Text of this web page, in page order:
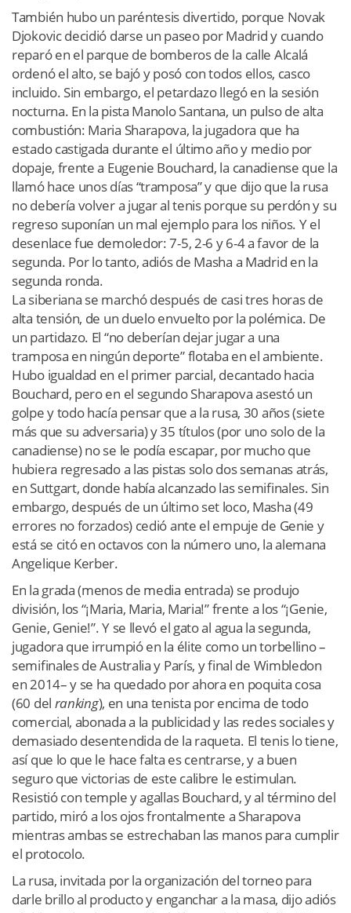
También hubo un paréntesis divertido, porque Novak
Djokovic decidió darse un paseo por Madrid y cuando
reparó en el parque de bomberos de la calle Alcalá
ordenó el alto, se bajó y posó con todos ellos, casco
incluido. Sin embargo, el petardazo llegó en la sesión
nocturna. En la pista Manolo Santana, un pulso de alta
combustión: Maria Sharapova, la jugadora que ha
estado castigada durante el último año y medio por
dopaje, frente a Eugenie Bouchard, la canadiense que la
llamó hace unos días “tramposa” y que dijo que la rusa
no debería volver a jugar al tenis porque su perdón y su
regreso suponían un mal ejemplo para los niños. Y el
desenlace fue demoledor: 7-5, 2-6 y 6-4 a favor de la
segunda. Por lo tanto, adiós de Masha a Madrid en la
segunda ronda.
La siberiana se marchó después de casi tres horas de
alta tensión, de un duelo envuelto por la polémica. De
un partidazo. El “no deberían dejar jugar a una
tramposa en ningún deporte” flotaba en el ambiente.
Hubo igualdad en el primer parcial, decantado hacia
Bouchard, pero en el segundo Sharapova asestó un
golpe y todo hacía pensar que a la rusa, 30 años (siete
más que su adversaria) y 35 títulos (por uno solo de la
canadiense) no se le podía escapar, por mucho que
hubiera regresado a las pistas solo dos semanas atrás,
en Suttgart, donde había alcanzado las semifinales. Sin
embargo, después de un último set loco, Masha (49
errores no forzados) cedió ante el empuje de Genie y
está se citó en octavos con la número uno, la alemana
Angelique Kerber.
En la grada (menos de media entrada) se produjo
división, los “¡Maria, Maria, Maria!” frente a los “¡Genie,
Genie, Genie!”. Y se llevó el gato al agua la segunda,
jugadora que irrumpió en la élite como un torbellino –
semifinales de Australia y París, y final de Wimbledon
en 2014– y se ha quedado por ahora en poquita cosa
(60 del ranking), en una tenista por encima de todo
comercial, abonada a la publicidad y las redes sociales y
demasiado desentendida de la raqueta. El tenis lo tiene,
así que lo que le hace falta es centrarse, y a buen
seguro que victorias de este calibre le estimulan.
Resistió con temple y agallas Bouchard, y al término del
partido, miró a los ojos frontalmente a Sharapova
mientras ambas se estrechaban las manos para cumplir
el protocolo.
La rusa, invitada por la organización del torneo para
darle brillo al producto y enganchar a la masa, dijo adiós